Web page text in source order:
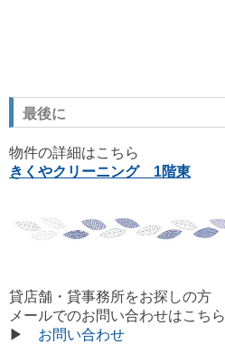
最後に
物件の詳細はこちら
きくやクリーニング 1階東
貸店舗・貸事務所をお探しの方
メールでのお問い合わせはこちら
▶ お問い合わせ